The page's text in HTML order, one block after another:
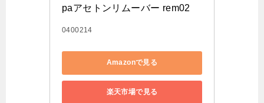
paアセトンリムーバー rem02
0400214
Amazonで見る
楽天市場で見る